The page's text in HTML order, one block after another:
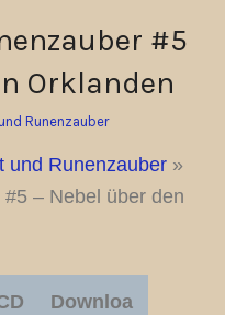
#5
Orklanden
Runenzauber
und Runenzauber »
– Nebel über den
Downloa